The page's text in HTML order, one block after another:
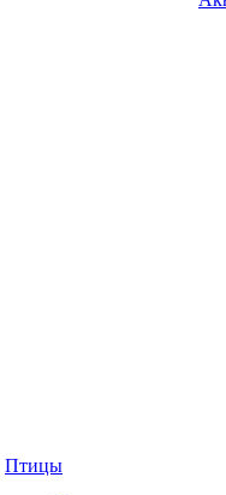
Птицы